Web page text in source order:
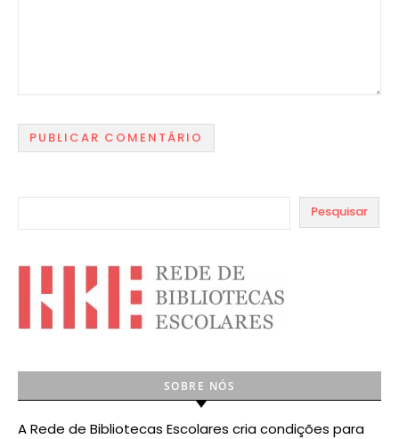
Pesquisar
SOBRE NÓS
A Rede de Bibliotecas Escolares cria condições para